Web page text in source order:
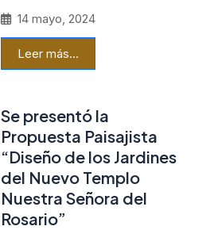
14 mayo, 2024
Leer más…
Se presentó la
Propuesta Paisajista
“Diseño de los Jardines
del Nuevo Templo
Nuestra Señora del
Rosario”